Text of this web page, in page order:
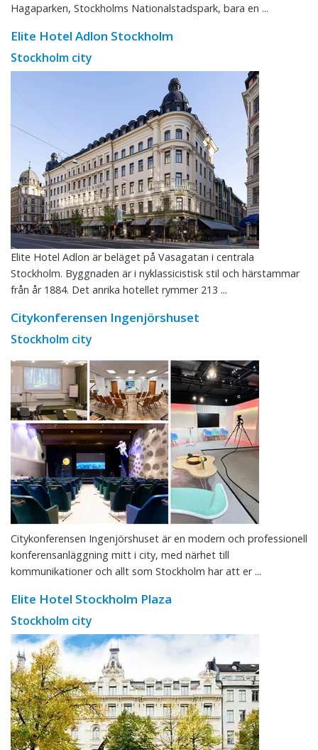
Hagaparken, Stockholms Nationalstadspark, bara en ...
Elite Hotel Adlon Stockholm
Stockholm city
Elite Hotel Adlon är beläget på Vasagatan i centrala
Stockholm. Byggnaden är i nyklassicistisk stil och härstammar
från år 1884. Det anrika hotellet rymmer 213 ...
Citykonferensen Ingenjörshuset
Stockholm city
Citykonferensen Ingenjörshuset är en modern och professionell
konferensanläggning mitt i city, med närhet till
kommunikationer och allt som Stockholm har att er ...
Elite Hotel Stockholm Plaza
Stockholm city